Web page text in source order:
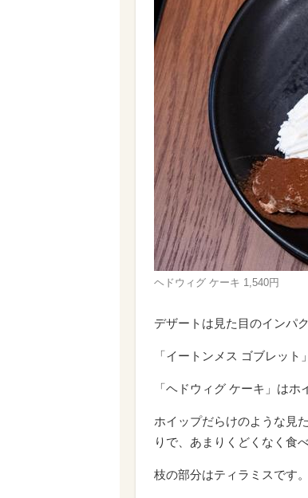
ヘドウィグ ケーキ 1,540円
デザートは見た目のインパ
「イートンメス ゴブレッ
「ヘドウィグ ケーキ」は
ホイップだらけのような見
りで、あまりくどくなく食
枝の部分はティラミスです。